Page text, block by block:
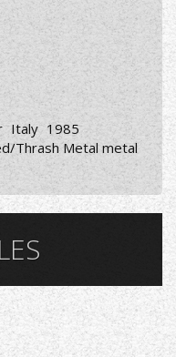
Italy 1985
Thrash Metal metal